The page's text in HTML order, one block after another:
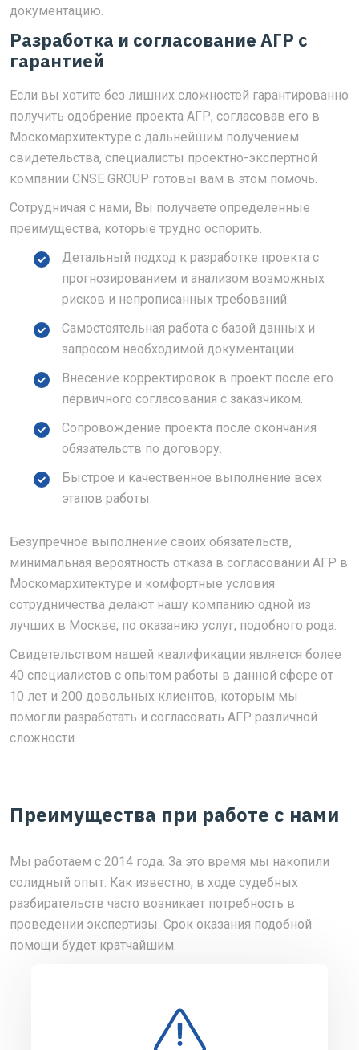
документацию.
Разработка и согласование АГР с
гарантией
Если вы хотите без лишних сложностей гарантированно
получить одобрение проекта АГР, согласовав его в
Москомархитектуре с дальнейшим получением
свидетельства, специалисты проектно-экспертной
компании CNSE GROUP готовы вам в этом помочь.
Сотрудничая с нами, Вы получаете определенные
преимущества, которые трудно оспорить.
Детальный подход к разработке проекта с
прогнозированием и анализом возможных
рисков и непрописанных требований.
Самостоятельная работа с базой данных и
запросом необходимой документации.
Внесение корректировок в проект после его
первичного согласования с заказчиком.
Сопровождение проекта после окончания
обязательств по договору.
Быстрое и качественное выполнение всех
этапов работы.
Безупречное выполнение своих обязательств,
минимальная вероятность отказа в согласовании АГР в
Москомархитектуре и комфортные условия
сотрудничества делают нашу компанию одной из
лучших в Москве, по оказанию услуг, подобного рода.
Свидетельством нашей квалификации является более
40 специалистов с опытом работы в данной сфере от
10 лет и 200 довольных клиентов, которым мы
помогли разработать и согласовать АГР различной
сложности.
Преимущества при работе с нами
Мы работаем с 2014 года. За это время мы накопили
солидный опыт. Как известно, в ходе судебных
разбирательств часто возникает потребность в
проведении экспертизы. Срок оказания подобной
помощи будет кратчайшим.